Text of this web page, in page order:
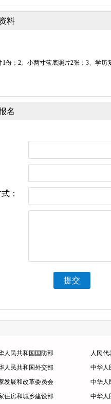
料
1份；2、小两寸蓝底照片2张；3、学历
名
：
提交
人民共和国国防部 人民
人民共和国外交部 中华人
发展和改革委员会 中华人
住房和城乡建设部 中华人